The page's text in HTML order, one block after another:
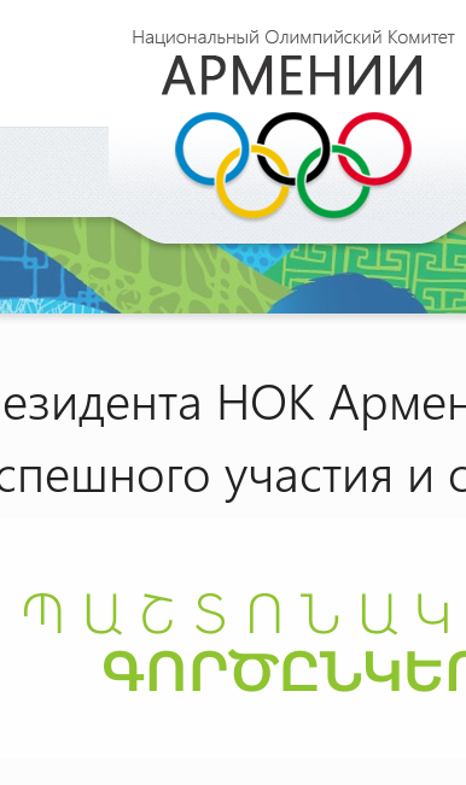
НОК
участия и